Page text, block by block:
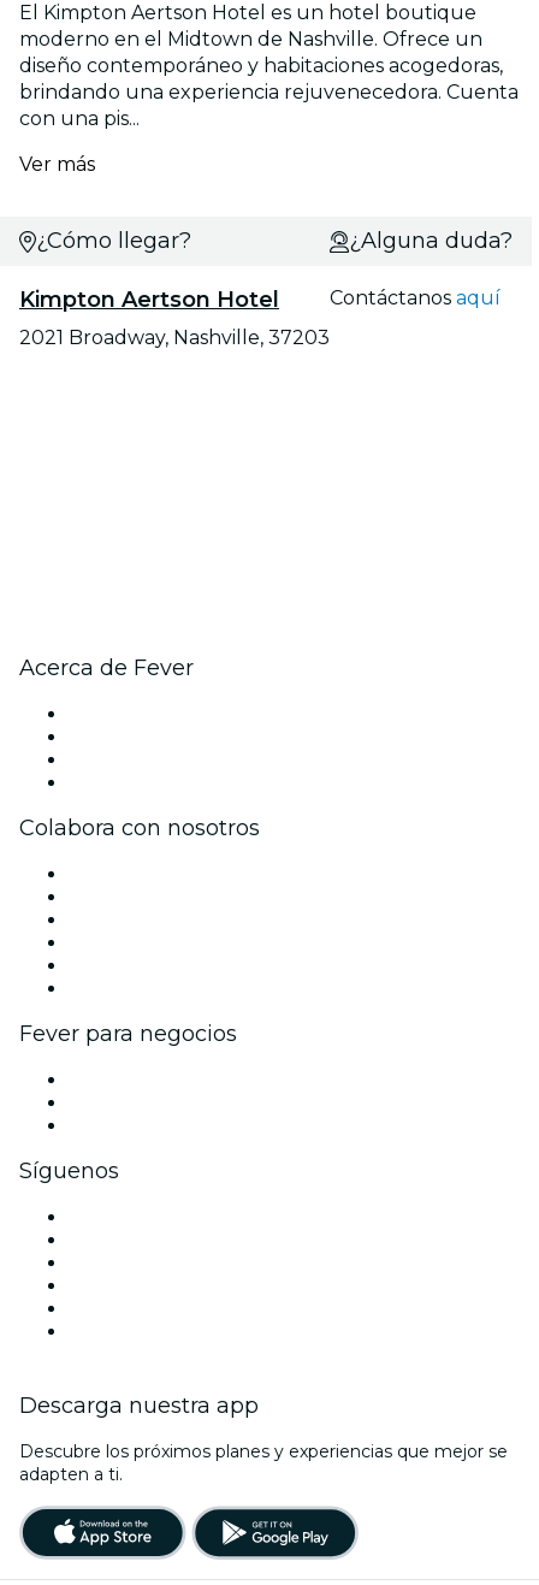
El Kimpton Aertson Hotel es un hotel boutique
moderno en el Midtown de Nashville. Ofrece un
diseño contemporáneo y habitaciones acogedoras,
brindando una experiencia rejuvenecedora. Cuenta
con una pis...
Ver más
¿Cómo llegar?
Kimpton Aertson Hotel
2021 Broadway, Nashville, 37203
¿Alguna duda?
Contáctanos aquí
Acerca de Fever
Colabora con nosotros
Fever para negocios
Síguenos
Descarga nuestra app
Descubre los próximos planes y experiencias que mejor se
adapten a ti.